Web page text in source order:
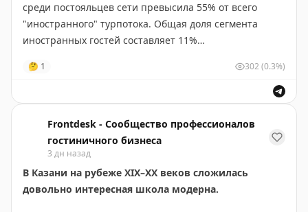
среди постояльцев сети превысила 55% от всего
"иностранного" турпотока. Общая доля сегмента
иностранных гостей составляет 11%
vse-bolshe
🤔 1 302 (0.3%)
Frontdesk - Сообщество профессионалов
гостиничного бизнеса
3 дн назад
В Казани на рубеже XIX–XX веков сложилась
довольно интересная школа модерна.